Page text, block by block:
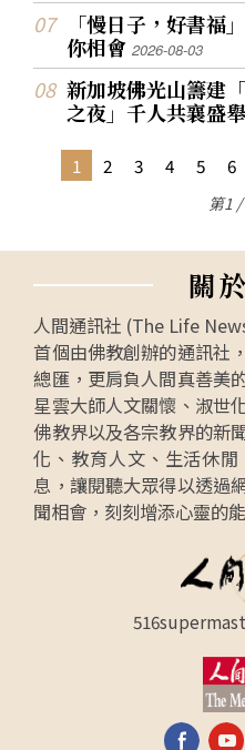
「慢日子，好書
你相會2026-08-03
新加坡佛光山籌建
之夜」千人共襄盛
1 2 3 4 5 6
第1
關於
人間通訊社 (The Life
首個由佛教創辦的通訊社
總匯，更肩負人間真善美
星雲大師人文關懷、淑世
佛教界以及各宗教界的新
化、教育人文、生活休
息，讓閱聽大眾得以透過
聞相會，刻刻增添心靈的